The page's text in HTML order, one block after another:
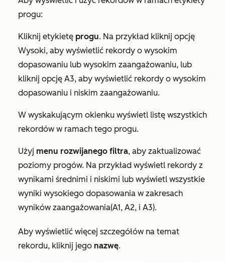
progu:
Kliknij etykietę progu. Na przykład kliknij opcję
Wysoki, aby wyświetlić rekordy o wysokim
dopasowaniu lub wysokim zaangażowaniu, lub
kliknij opcję A3, aby wyświetlić rekordy o wysokim
dopasowaniu i niskim zaangażowaniu.
W wyskakującym okienku wyświetl listę wszystkich
rekordów w ramach tego progu.
Użyj menu rozwijanego filtra, aby zaktualizować
poziomy progów. Na przykład wyświetl rekordy z
wynikami średnimi i niskimi lub wyświetl wszystkie
wyniki wysokiego dopasowania w zakresach
wyników zaangażowania(A1, A2, i A3).
Aby wyświetlić więcej szczegółów na temat
rekordu, kliknij jego nazwę.